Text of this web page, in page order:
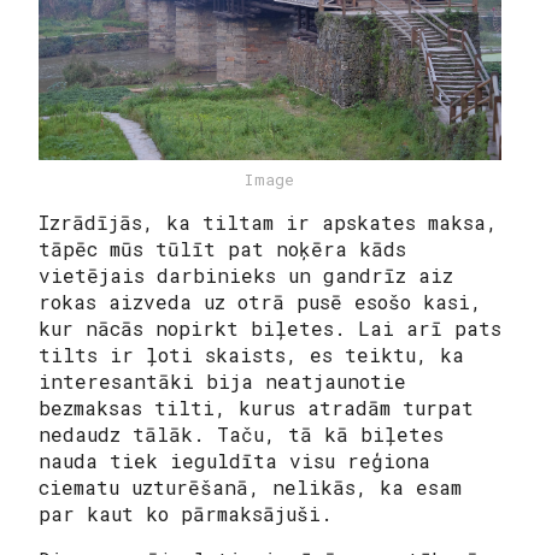
Image
Izrādījās, ka tiltam ir apskates maksa,
tāpēc mūs tūlīt pat noķēra kāds
vietējais darbinieks un gandrīz aiz
rokas aizveda uz otrā pusē esošo kasi,
kur nācās nopirkt biļetes. Lai arī pats
tilts ir ļoti skaists, es teiktu, ka
interesantāki bija neatjaunotie
bezmaksas tilti, kurus atradām turpat
nedaudz tālāk. Taču, tā kā biļetes
nauda tiek ieguldīta visu reģiona
ciematu uzturēšanā, nelikās, ka esam
par kaut ko pārmaksājuši.